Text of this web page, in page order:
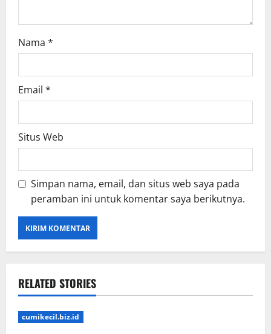
Nama *
Email *
Situs Web
Simpan nama, email, dan situs web saya pada
peramban ini untuk komentar saya berikutnya.
RELATED STORIES
cumikecil.biz.id